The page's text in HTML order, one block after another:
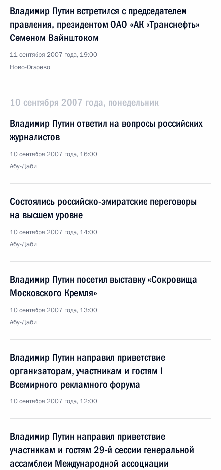
Владимир Путин встретился с председателем
правления, президентом ОАО «АК «Транснефть»
Семеном Вайнштоком
11 сентября 2007 года, 19:00
Ново-Огарево
10 сентября 2007 года, понедельник
Владимир Путин ответил на вопросы российских
журналистов
10 сентября 2007 года, 16:00
Абу-Даби
Состоялись российско-эмиратские переговоры
на высшем уровне
10 сентября 2007 года, 14:00
Абу-Даби
Владимир Путин посетил выставку «Сокровища
Московского Кремля»
10 сентября 2007 года, 13:00
Абу-Даби
Владимир Путин направил приветствие
организаторам, участникам и гостям I
Всемирного рекламного форума
10 сентября 2007 года, 12:00
Владимир Путин направил приветствие
участникам и гостям 29-й сессии генеральной
ассамблеи Международной ассоциации